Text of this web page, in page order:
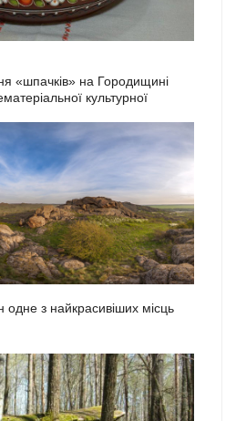
«шпачків» на Городищині
культурної
одне з найкрасивіших місць